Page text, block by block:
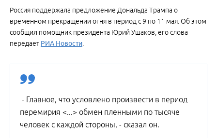
Россия поддержала предложение Дональда Трампа о
временном прекращении огня в период с 9 по 11 мая. Об этом
сообщил помощник президента Юрий Ушаков, его слова
передает РИА Новости.
- Главное, что условлено произвести в период
перемирия <...> обмен пленными по тысяче
человек с каждой стороны, - сказал он.